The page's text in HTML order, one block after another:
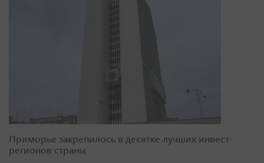
Приморье закрепилось в десятке лучших инвест-
регионов страны